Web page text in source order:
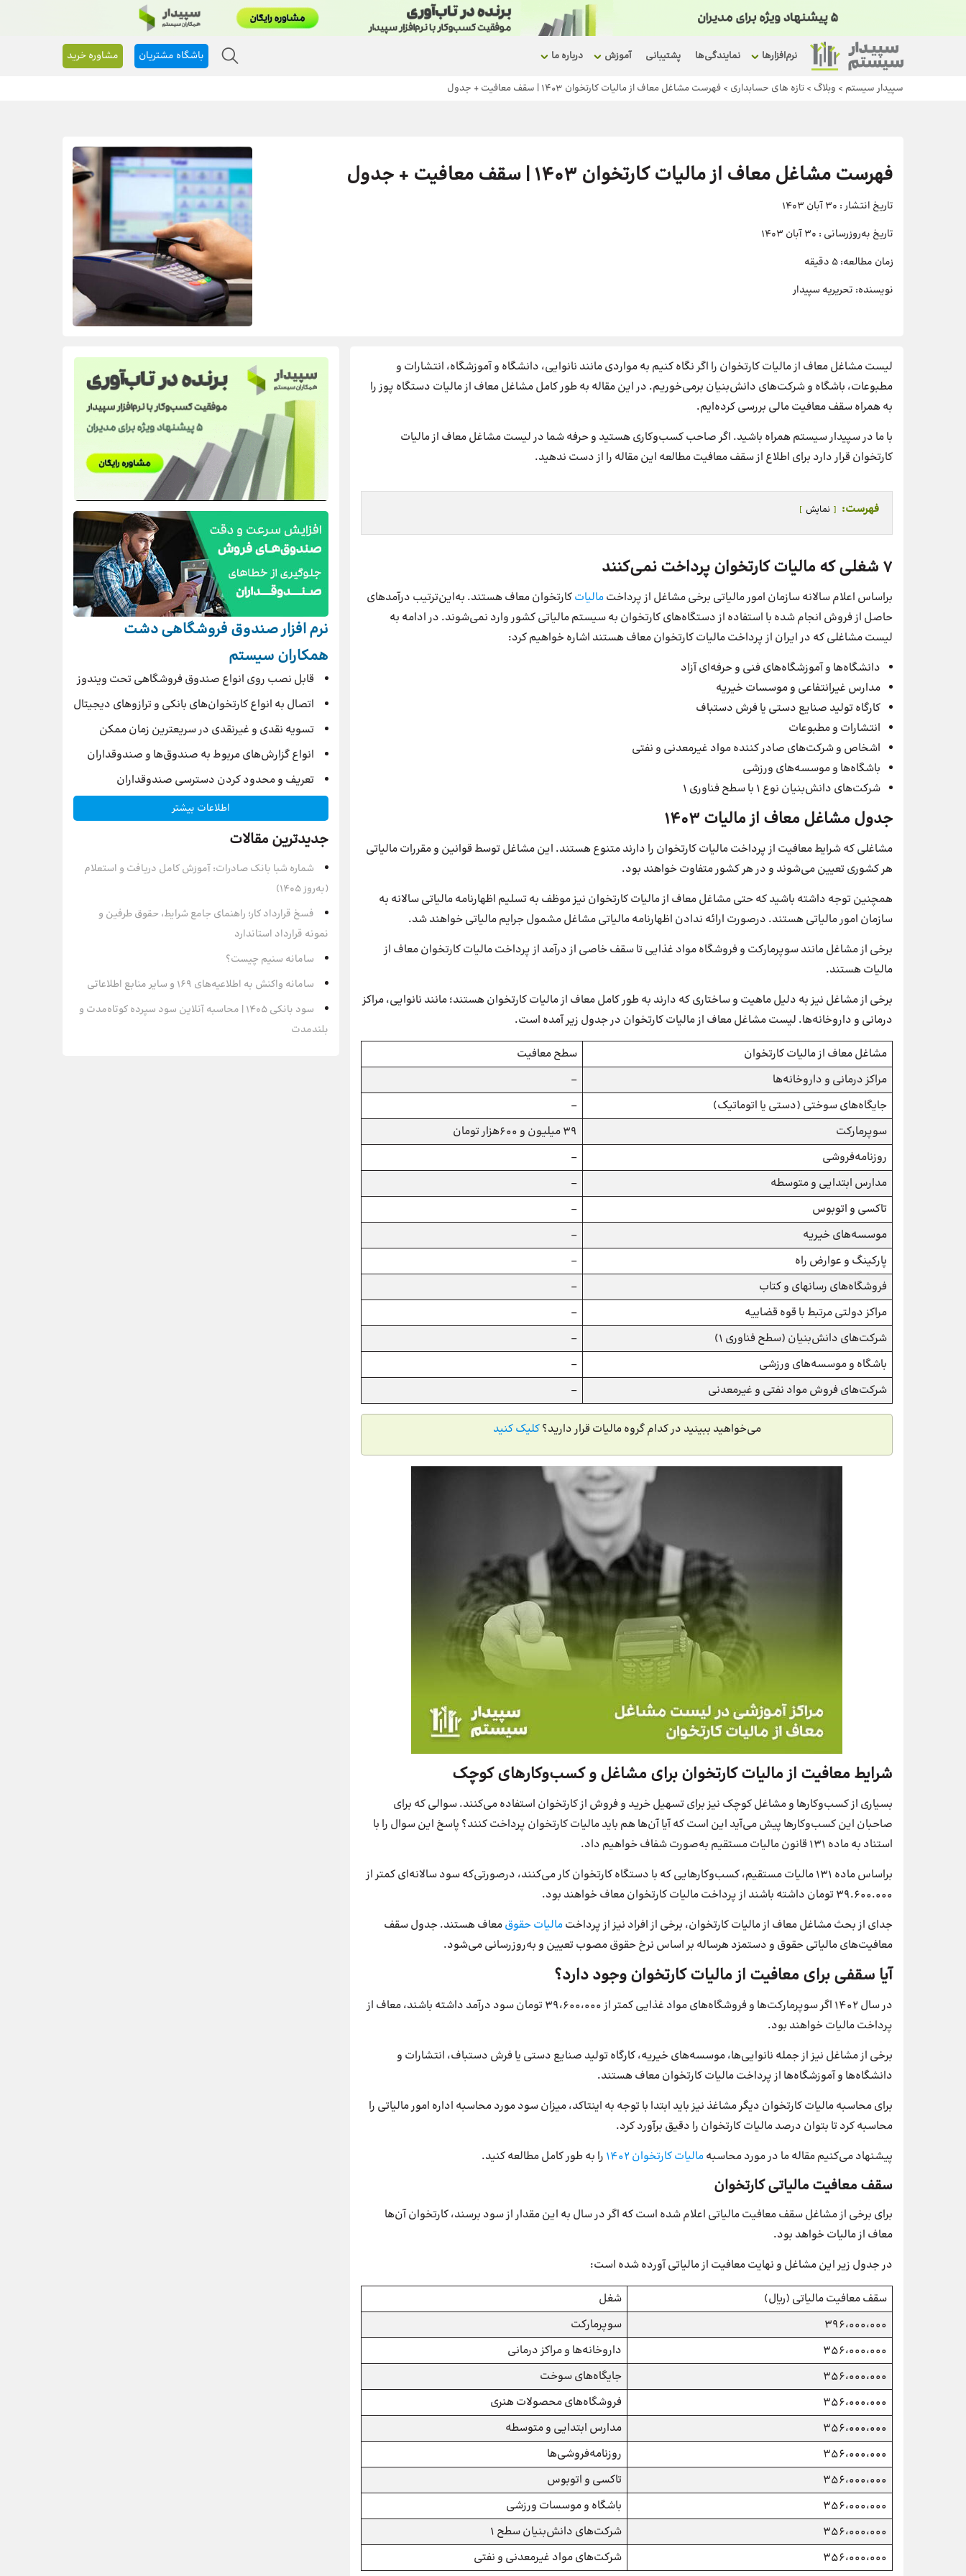
باشگاه مشتریان مشاوره خرید نرم‌افزارها نمایندگی‌ها پشتیبانی آموزش درباره ما
سپیدار سیستم > وبلاگ > تازه های حسابداری > فهرست مشاغل معاف از مالیات کارتخوان 1403 | سقف معافیت + جدول
فهرست مشاغل معاف از مالیات کارتخوان 1403 | سقف معافیت + جدول
تاریخ انتشار : 30 آبان 1403
تاریخ به‌روزرسانی : 30 آبان 1403
زمان مطالعه: 5 دقیقه
نویسنده: تحریریه سپیدار
لیست مشاغل معاف از مالیات کارتخوان را اگر نگاه کنیم به مواردی مانند نانوایی، دانشگاه و آموزشگاه، انتشارات و
مطبوعات، باشگاه و شرکت‌های دانش‌بنیان برمی‌خوریم. در این مقاله به طور کامل مشاغل معاف از مالیات دستگاه پوز را
به همراه سقف معافیت مالی بررسی کرده‌ایم.
با ما در سپیدار سیستم همراه باشید. اگر صاحب کسب‌وکاری هستید و حرفه شما در لیست مشاغل معاف از مالیات
کارتخوان قرار دارد برای اطلاع از سقف معافیت مطالعه این مقاله را از دست ندهید.
فهرست: نمایش
۷ شغلی که مالیات کارتخوان پرداخت نمی‌کنند
بر‌اساس اعلام سالانه سازمان امور مالیاتی برخی مشاغل از پرداختمالیاتکارتخوان معاف هستند. به‌این‌ترتیب درآمدهای
حاصل از فروش انجام شده با استفاده از دستگاه‌های کارتخوان به سیستم مالیاتی کشور وارد نمی‌شوند. در ادامه به
لیست مشاغلی که در ایران از پرداخت مالیات کارتخوان معاف هستند اشاره خواهیم کرد:
دانشگاه‌ها و آموزشگاه‌های فنی و حرفه‌ای آزاد
مدارس غیر‌انتفاعی و موسسات خیریه
کارگاه تولید صنایع دستی یا فرش دستباف
انتشارات و مطبوعات
اشخاص و شرکت‌های صادر کننده مواد غیر‌معدنی و نفتی
باشگاه‌ها و موسسه‌های ورزشی
شرکت‌های دانش‌بنیان نوع ۱ با سطح فناوری ۱
جدول مشاغل معاف از مالیات 1403
مشاغلی که شرایط معافیت از پرداخت مالیات کارتخوان را دارند متنوع هستند. این مشاغل توسط قوانین و مقررات مالیاتی
هر کشوری تعیین می‌شوند و در هر کشور متفاوت خواهند بود.
همچنین توجه داشته باشید که حتی مشاغل معاف از مالیات کارتخوان نیز موظف به تسلیم اظهارنامه مالیاتی سالانه به
سازمان امور مالیاتی هستند. در‌‌صورت ارائه ندادن اظهارنامه مالیاتی مشاغل مشمول جرایم مالیاتی خواهند شد.
برخی از مشاغل مانند سوپرمارکت و فروشگاه مواد غذایی تا سقف خاصی از درآمد از پرداخت مالیات کارتخوان معاف از
مالیات هستند.
برخی از مشاغل نیز به دلیل ماهیت و ساختاری که دارند به طور کامل معاف از مالیات کارتخوان هستند؛ مانند نانوایی، مراکز
درمانی و داروخانه‌ها. لیست مشاغل معاف از مالیات کارتخوان در جدول زیر آمده است.
مشاغل معاف از مالیات کارتخوان
سطح معافیت
مراکز درمانی و داروخانه‌ها
–
جایگاه‌های سوختی (دستی یا اتوماتیک)
–
سوپرمارکت
39 میلیون و 600هزار تومان
روزنامه‌فروشی
–
مدارس ابتدایی و متوسطه
–
تاکسی و اتوبوس
–
موسسه‌های خیریه
–
پارکینگ و عوارض راه
–
فروشگاه‌های رسانهای و کتاب
–
مراکز دولتی مرتبط با قوه قضاییه
–
شرکت‌های دانش‌بنیان (سطح فناوری 1)
–
باشگاه و موسسه‌های ورزشی
–
شرکت‌های فروش مواد نفتی و غیرمعدنی
–
می‌خواهید ببینید در کدام گروه مالیات قرار دارید؟کلیک کنید
شرایط معافیت از مالیات کارتخوان برای مشاغل و کسب‌وکارهای کوچک
بسیاری از کسب‌وکارها و مشاغل کوچک نیز برای تسهیل خرید و فروش از کارتخوان استفاده می‌کنند. سوالی که برای
صاحبان این کسب‌‌وکارها پیش می‌آید این است که آیا آن‌ها هم باید مالیات کارتخوان پرداخت کنند؟‌ پاسخ این سوال را با
استناد به ماده ۱۳۱ قانون مالیات مستقیم به‌صورت شفاف خواهیم داد.
براساس ماده ۱۳۱ مالیات مستقیم، کسب‌وکارهایی که با دستگاه کارتخوان کار می‌کنند، در‌صورتی‌که سود سالانه‌ای کمتر از
۳۹.۶۰۰.۰۰۰ تومان داشته باشند از پرداخت مالیات کارتخوان معاف خواهند بود.
جدای از بحث مشاغل معاف از مالیات کارتخوان، برخی از افراد نیز از پرداختمالیات حقوقمعاف هستند. جدول سقف
معافیت‌های مالیاتی حقوق و دستمزد هرساله بر اساس نرخ حقوق مصوب تعیین و به‌روزرسانی می‌شود.
آیا سقفی برای معافیت از مالیات کارتخوان وجود دارد؟‌
در سال 1402 اگر سوپرمارکت‌ها و فروشگاه‌های مواد غذایی کمتر از 39،600،000 تومان سود درآمد داشته باشند، معاف از
پرداخت مالیات خواهند بود.
برخی از مشاغل نیز از جمله نانوایی‌ها، موسسه‌های خیریه، کارگاه تولید صنایع دستی یا فرش دستباف، انتشارات و
دانشگاه‌ها و آموزشگاه‌ها از پرداخت مالیات کارتخوان معاف هستند.
برای محاسبه مالیات کارتخوان دیگر مشاغذ نیز باید ابتدا با توجه به اینتاکد، میزان سود مورد محاسبه اداره امور مالیاتی را
محاسبه کرد تا بتوان درصد مالیات کارتخوان را دقیق برآورد کرد.
پیشنهاد می‌کنیم مقاله ما در مورد محاسبهمالیات کارتخوان 1402 را به طور کامل مطالعه کنید.
سقف معافیت مالیاتی کارتخوان
برای برخی از مشاغل سقف معافیت مالیاتی اعلام شده است که اگر در سال به این مقدار از سود برسند، کارتخوان آن‌ها
معاف از مالیات خواهد بود.
در جدول زیر این مشاغل و نهایت معافیت از مالیاتی آورده شده است:
سقف معافیت مالیاتی (ریال)
شغل
396،000،000
سوپرمارکت
356،000،000
داروخانه‌ها و مراکز درمانی
356،000،000
جایگاه‌های سوخت
356،000،000
فروشگاه‌های محصولات هنری
356،000،000
مدارس ابتدایی و متوسطه
356،000،000
روزنامه‌فروشی‌ها
356،000،000
تاکسی و اتوبوس
356،000،000
باشگاه و موسسات ورزشی
356،000،000
شرکت‌های دانش‌‌بنیان سطح 1
356،000،000
شرکت‌های مواد غیرمعدنی و نفتی
نرم افزار صندوق فروشگاهی دشت
همکاران سیستم
قابل نصب روی انواع صندوق فروشگاهی تحت ویندوز
اتصال به انواع کارتخوان‌های بانکی و ترازوهای دیجیتال
تسویه نقدی و غیرنقدی در سریعترین زمان ممکن
انواع گزارش‌های مربوط به صندوق‌ها و صندوقداران
تعریف و محدود کردن دسترسی صندوقداران
اطلاعات بیشتر
جدیدترین مقالات
شماره شبا بانک صادرات: آموزش کامل دریافت و استعلام
(به‌روز ۱۴۰۵)
فسخ قرارداد کار؛ راهنمای جامع شرایط، حقوق طرفین و
نمونه قرارداد استاندارد
سامانه سنیم چیست؟
سامانه واکنش به اطلاعیه‌های 169 و سایر منابع اطلاعاتی
سود بانکی 1405 | محاسبه آنلاین سود سپرده‌ کوتاه‌مدت و
بلندمدت